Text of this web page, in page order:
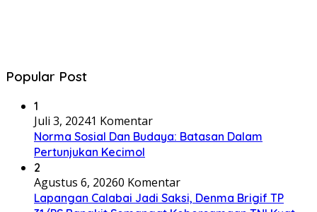
Popular Post
1
Juli 3, 20241 Komentar
Norma Sosial Dan Budaya: Batasan Dalam
Pertunjukan Kecimol
2
Agustus 6, 20260 Komentar
Lapangan Calabai Jadi Saksi, Denma Brigif TP